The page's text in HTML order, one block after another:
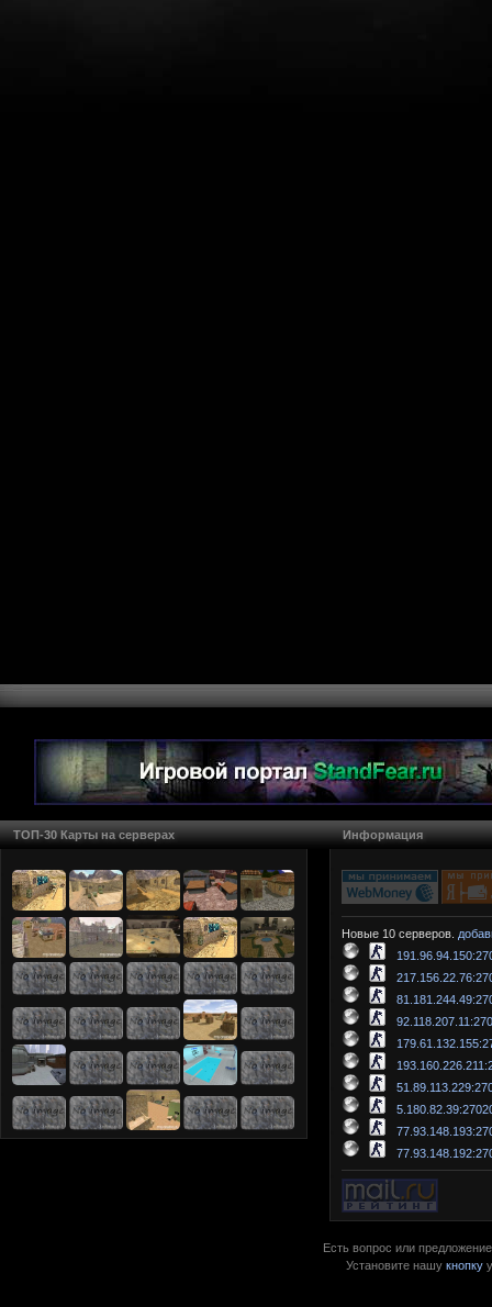
ТОП-30 Карты на серверах Информация
Новые 10 серверов.
Есть вопрос или
Установите нашукнопку